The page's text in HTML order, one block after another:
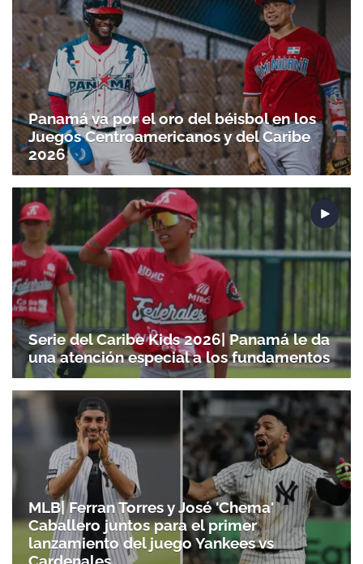
Panamá va por el oro del béisbol en los
Juegos Centroamericanos y del Caribe
2026
Serie del Caribe Kids 2026| Panamá le da
una atención especial a los fundamentos
MLB| Ferran Torres y José 'Chema'
Caballero juntos para el primer
lanzamiento del juego Yankees vs